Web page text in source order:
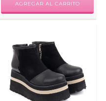
AGREGAR AL CARRITO